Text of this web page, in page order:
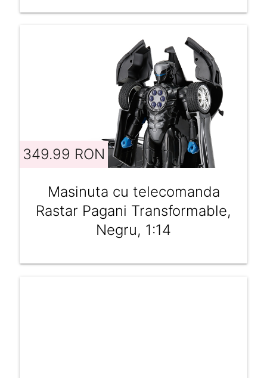
349.99 RON
Masinuta cu telecomanda
Rastar Pagani Transformable,
Negru, 1:14